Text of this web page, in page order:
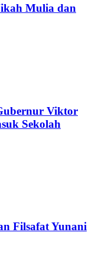
Mulia dan
Viktor
Sekolah
Filsafat Yunani